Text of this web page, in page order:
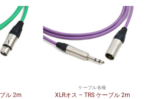
ル 2m
ケーブル各種
XLRオス – TRS ケーブル 2m